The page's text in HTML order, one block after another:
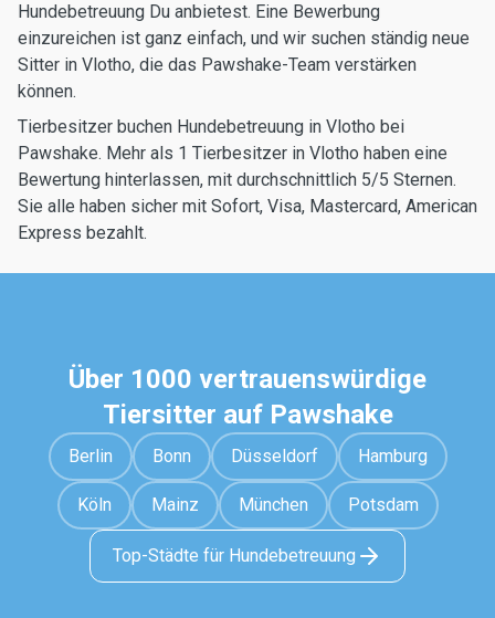
Hundebetreuung Du anbietest. Eine Bewerbung
einzureichen ist ganz einfach, und wir suchen ständig neue
Sitter in Vlotho, die das Pawshake-Team verstärken
können.
Tierbesitzer buchen Hundebetreuung in Vlotho bei
Pawshake. Mehr als 1 Tierbesitzer in Vlotho haben eine
Bewertung hinterlassen, mit durchschnittlich 5/5 Sternen.
Sie alle haben sicher mit Sofort, Visa, Mastercard, American
Express bezahlt.
Über 1000 vertrauenswürdige
Tiersitter auf Pawshake
Berlin Bonn Düsseldorf Hamburg
Köln Mainz München Potsdam
Top-Städte für Hundebetreuung